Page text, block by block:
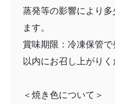
蒸発等の影響により
ます。
賞味期限：冷凍保管
以内にお召し上がりく
＜焼き色について＞